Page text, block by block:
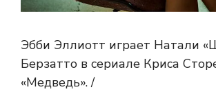
Эбби Эллиотт играет Натали
Берзатто в сериале Криса
«Медведь». /